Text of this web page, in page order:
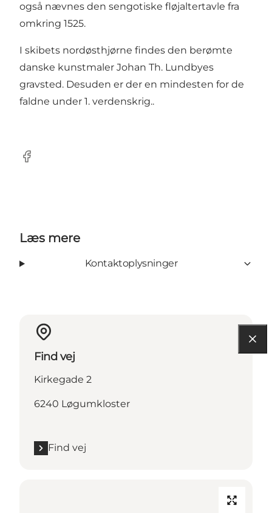
også nævnes den sengotiske fløjaltertavle fra
omkring 1525.
I skibets nordøsthjørne findes den berømte
danske kunstmaler Johan Th. Lundbyes
gravsted. Desuden er der en mindesten for de
faldne under 1. verdenskrig..
Facebook
Læs mere
Kontaktoplysninger
Find vej
Kirkegade 2
6240 Løgumkloster
Find vej